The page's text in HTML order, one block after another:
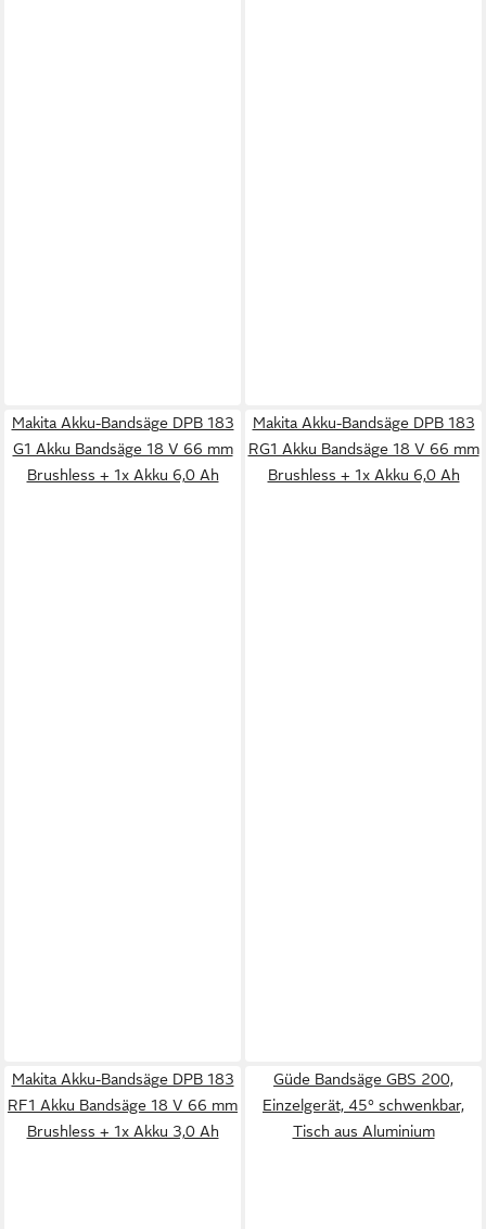
Makita Akku-Bandsäge DPB 183
G1 Akku Bandsäge 18 V 66 mm
Brushless + 1x Akku 6,0 Ah
Makita Akku-Bandsäge DPB 183
RG1 Akku Bandsäge 18 V 66 mm
Brushless + 1x Akku 6,0 Ah
Makita Akku-Bandsäge DPB 183
RF1 Akku Bandsäge 18 V 66 mm
Brushless + 1x Akku 3,0 Ah
Güde Bandsäge GBS 200,
Einzelgerät, 45° schwenkbar,
Tisch aus Aluminium